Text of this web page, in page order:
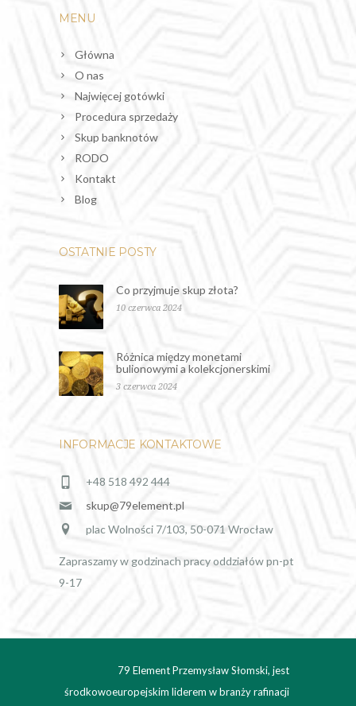
MENU
Główna
O nas
Najwięcej gotówki
Procedura sprzedaży
Skup banknotów
RODO
Kontakt
Blog
OSTATNIE POSTY
Co przyjmuje skup złota?
10 czerwca 2024
Różnica między monetami
bulionowymi a kolekcjonerskimi
3 czerwca 2024
INFORMACJE KONTAKTOWE
+48 518 492 444
skup@79element.pl
plac Wolności 7/103, 50-071 Wrocław
Zapraszamy w godzinach pracy oddziałów pn-pt
9-17
79 Element Przemysław Słomski, jest
środkowoeuropejskim liderem w branży rafinacji